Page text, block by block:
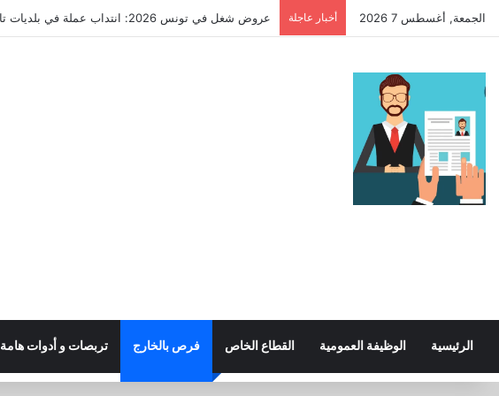
الجمعة, أغسطس 7 2026 أخبار عاجلة عروض شغل في تونس 2026: انتداب عملة في بلديات تاكلسة وبنان بوضر (عدة اختصاصات)
الرئيسية الوظيفة العمومية القطاع الخاص فرص بالخارج تربصات و أدوات هامة